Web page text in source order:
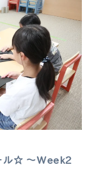
ル☆ ～Week2